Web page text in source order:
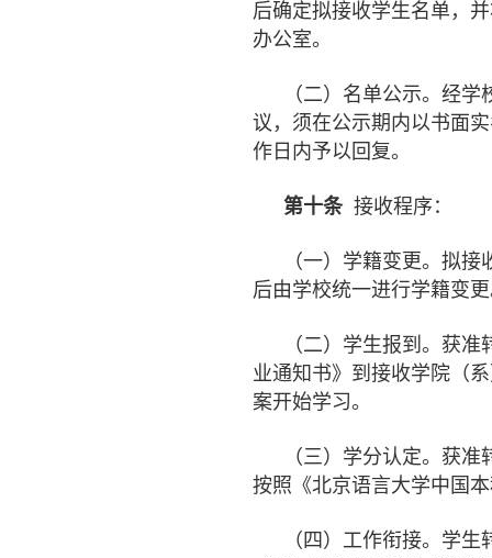
后确定拟接收学生名单，
办公室。
（二）名单公示。经
议，须在公示期内以书面
作日内予以回复。
第十条 接收程序：
（一）学籍变更。拟
后由学校统一进行学籍变
（二）学生报到。获
业通知书》到接收学院（
案开始学习。
（三）学分认定。获
按照《北京语言大学中国
（四）工作衔接。学